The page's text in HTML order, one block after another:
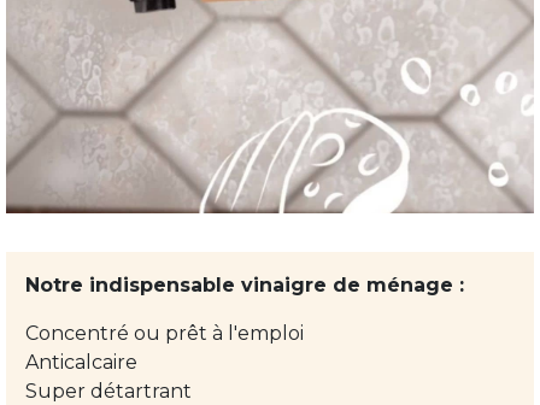
Notre indispensable vinaigre de ménage :
Concentré ou prêt à l'emploi
Anticalcaire
Super détartrant